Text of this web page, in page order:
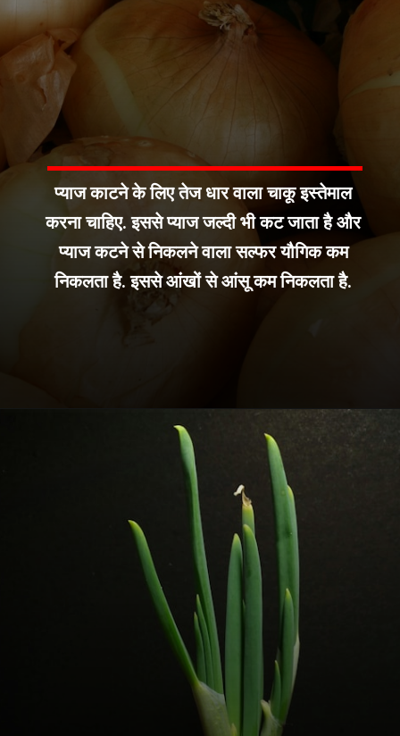
प्याज काटने के लिए तेज धार वाला चाकू इस्तेमाल
करना चाहिए. इससे प्याज जल्दी भी कट जाता है और
प्याज कटने से निकलने वाला सल्फर यौगिक कम
निकलता है. इससे आंखों से आंसू कम निकलता है.